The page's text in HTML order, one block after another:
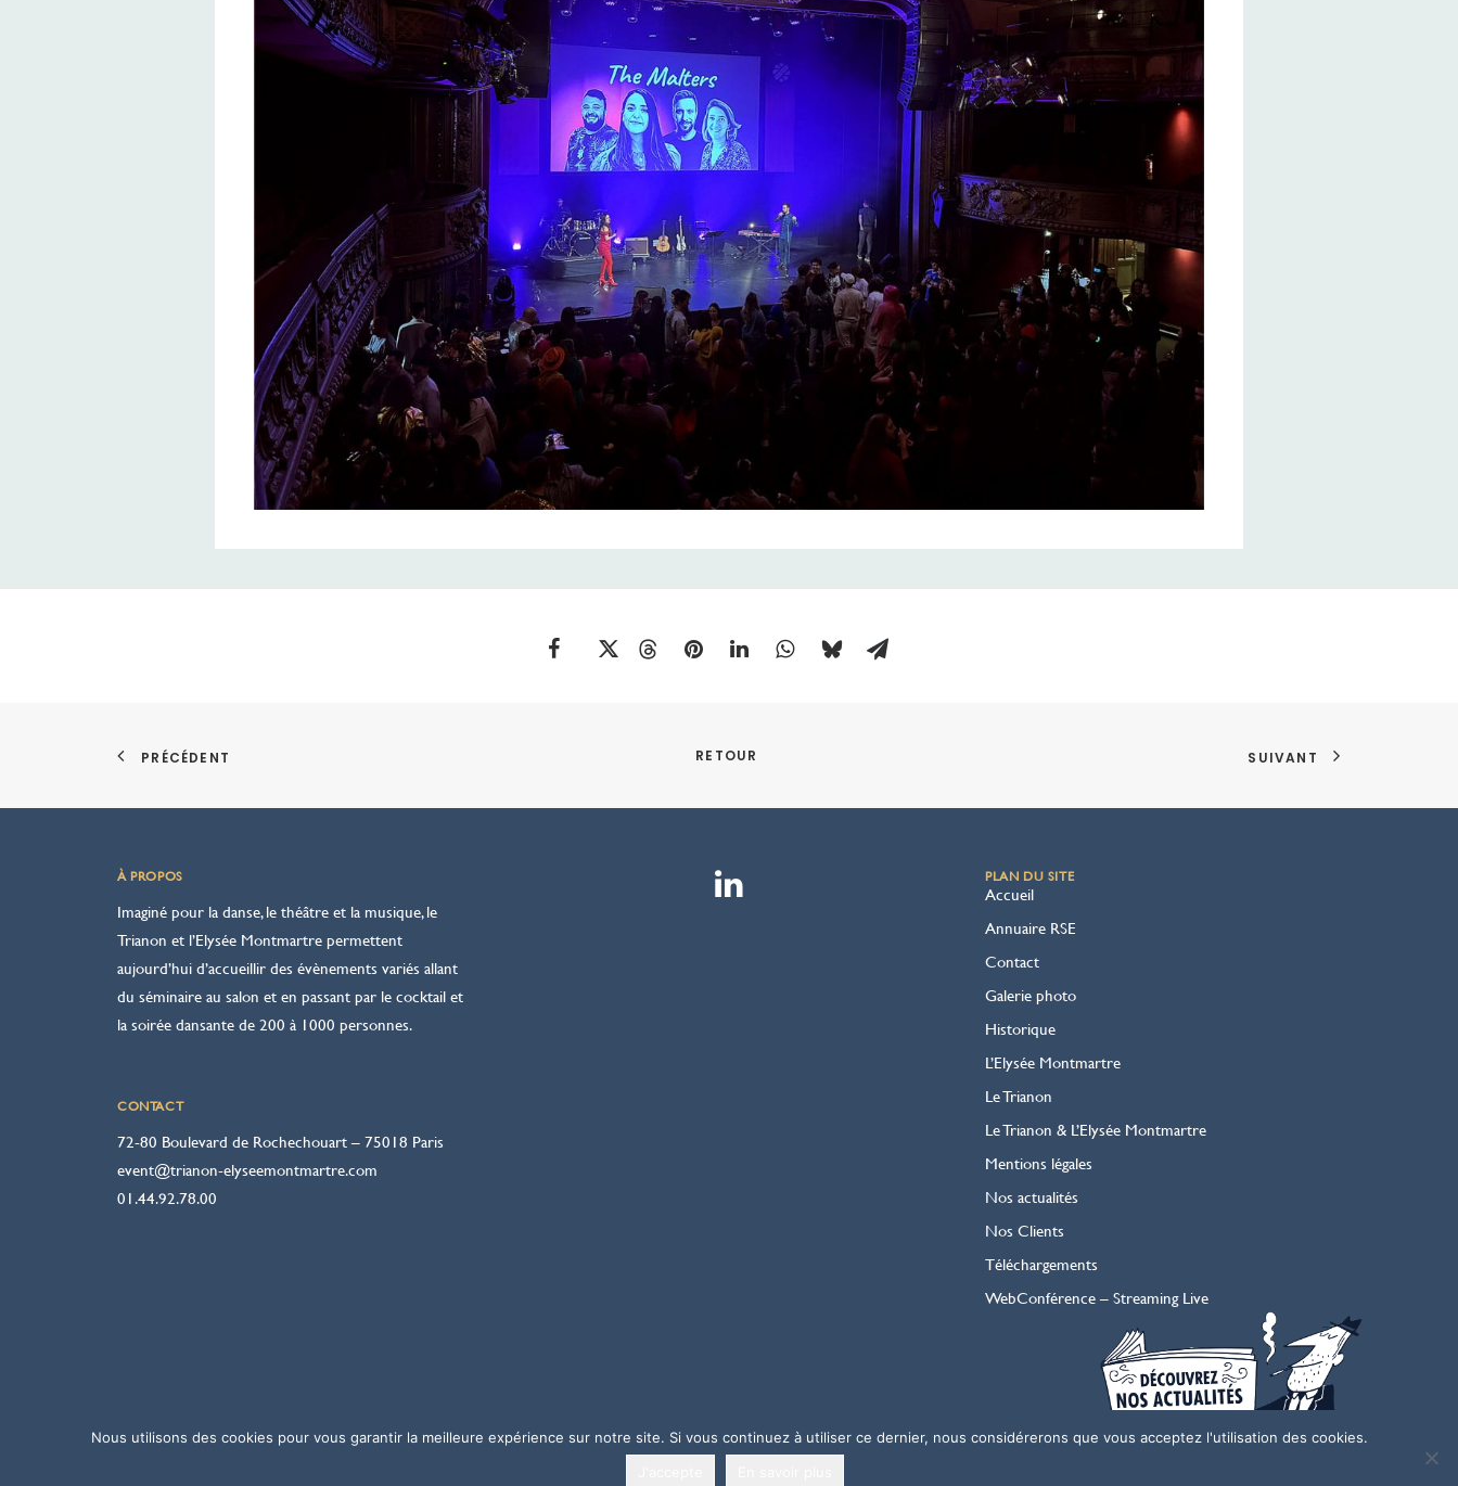
PRÉCÉDENT RETOUR SUIVANT
À PROPOS
Imaginé pour la danse, le théâtre et la musique, le
Trianon et l’Elysée Montmartre permettent
aujourd’hui d’accueillir des évènements variés allant
du séminaire au salon et en passant par le cocktail et
la soirée dansante de 200 à 1000 personnes.
CONTACT
72-80 Boulevard de Rochechouart – 75018 Paris
event@trianon-elyseemontmartre.com
01.44.92.78.00
PLAN DU SITE
Accueil
Annuaire RSE
Contact
Galerie photo
Historique
L’Elysée Montmartre
Le Trianon
Le Trianon & L’Elysée Montmartre
Mentions légales
Nos actualités
Nos Clients
Téléchargements
WebConférence – Streaming Live
Nous utilisons des cookies pour vous garantir la meilleure expérience sur notre site. Si vous continuez à utiliser ce dernier, nous considérerons que vous acceptez l'utilisation des cookies.